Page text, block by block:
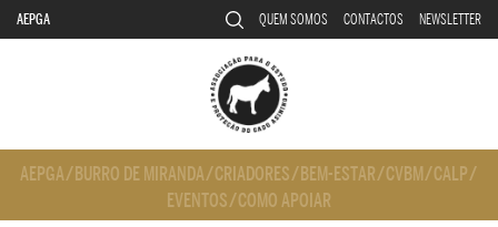
AEPGA QUEM SOMOS CONTACTOS NEWSLETTER
AEPGA/ BURRO DE MIRANDA/CRIADORES/ BEM-ESTAR/CVBM/CALP/
EVENTOS/COMO APOIAR